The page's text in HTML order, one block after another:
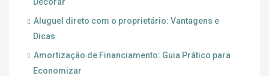
Aluguel direto com o proprietário: Vantagens e
Dicas
Amortização de Financiamento: Guia Prático para
Economizar